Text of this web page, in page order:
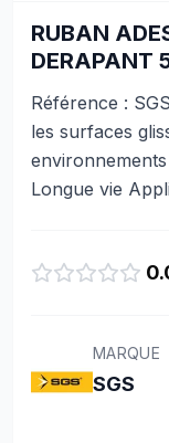
RUBAN
DERAPANT
Référence :
les surfaces
Longue vie
MARQUE
SGS